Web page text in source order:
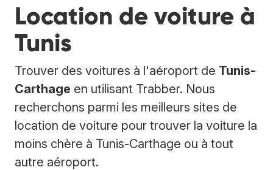
Location de voiture à
Tunis
Trouver des voitures à l'aéroport de Tunis-
Carthage en utilisant Trabber. Nous
recherchons parmi les meilleurs sites de
location de voiture pour trouver la voiture la
moins chère à Tunis-Carthage ou à tout
autre aéroport.